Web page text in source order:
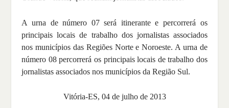
A urna de número 07 será itinerante e percorrerá os
principais locais de trabalho dos jornalistas associados
nos municípios das Regiões Norte e Noroeste. A urna de
número 08 percorrerá os principais locais de trabalho dos
jornalistas associados nos municípios da Região Sul.
Vitória-ES, 04 de julho de 2013